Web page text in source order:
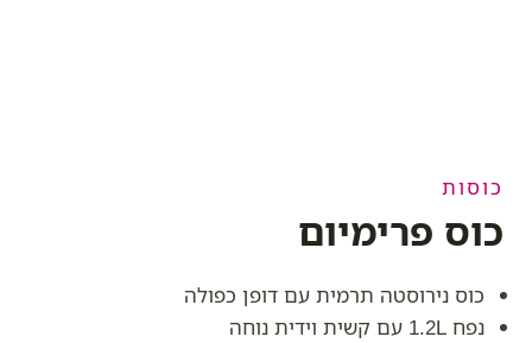
כוסות
כוס פרימיום
כוס נירוסטה תרמית עם דופן כפולה
נפח 1.2L עם קשית וידית נוחה